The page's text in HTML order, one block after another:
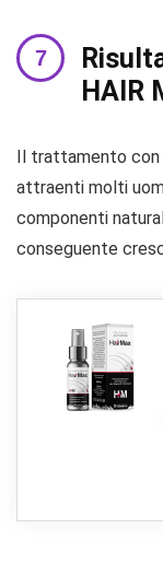
HAIR
Il trattamento
attraenti molti
componenti
conseguente